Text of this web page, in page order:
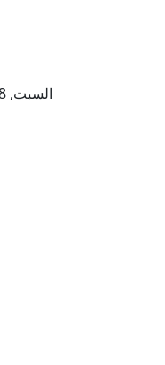
السبت, 08 أغسطس 2026 – 25 صفر 1448 هـ